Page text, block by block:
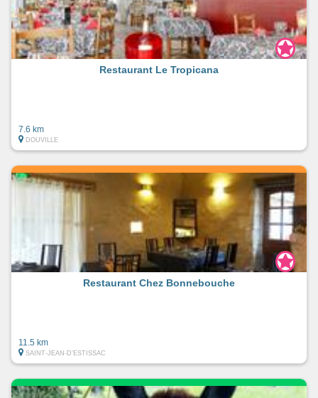
Restaurant Le Tropicana
7.6 km
DOUVILLE
Restaurant Chez Bonnebouche
11.5 km
SAINT-JEAN-D'ESTISSAC